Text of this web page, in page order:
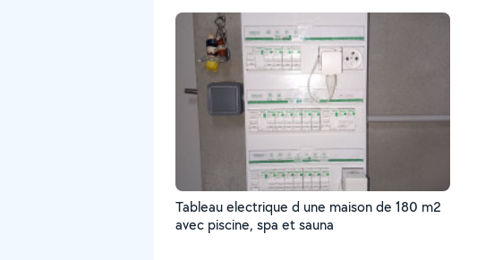
Tableau electrique d une maison de 180 m2
avec piscine, spa et sauna